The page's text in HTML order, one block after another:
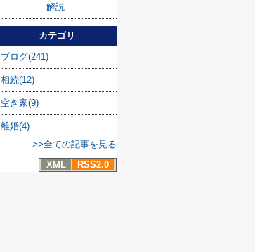
解説
カテゴリ
ブログ(241)
相続(12)
空き家(9)
離婚(4)
>>全ての記事を見る
XML
RSS2.0